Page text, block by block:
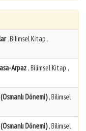
, Bilimsel Kitap ,
Arpaz , Bilimsel Kitap ,
Dönemi), Bilimsel
Dönemi), Bilimsel